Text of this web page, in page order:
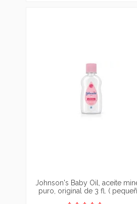
Johnson's Baby Oil, aceite
puro, original de 3 fl. (